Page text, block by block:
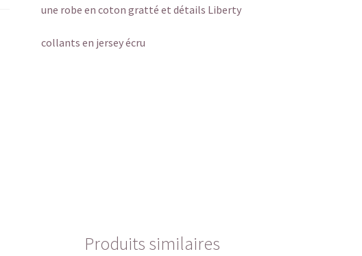
une robe en coton gratté et détails Liberty
collants en jersey écru
Produits similaires